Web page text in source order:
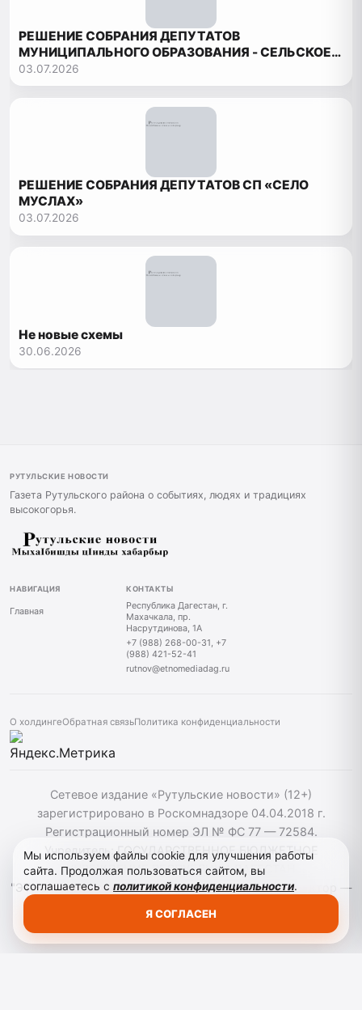
РЕШЕНИЕ СОБРАНИЯ ДЕПУТАТОВ
МУНИЦИПАЛЬНОГО ОБРАЗОВАНИЯ - СЕЛЬСКОЕ
ПОСЕЛЕНИЕ «СЕЛЬСОВЕТ БОРЧСКИЙ»
03.07.2026
РЕШЕНИЕ СОБРАНИЯ ДЕПУТАТОВ СП «СЕЛО
МУСЛАХ»
03.07.2026
Не новые схемы
30.06.2026
РУТУЛЬСКИЕ НОВОСТИ
Газета Рутульского района о событиях, людях и традициях
высокогорья.
НАВИГАЦИЯ
Главная
КОНТАКТЫ
Республика Дагестан, г.
Махачкала, пр.
Насрутдинова, 1А
+7 (988) 268-00-31, +7
(988) 421-52-41
rutnov@etnomediadag.ru
О холдингеОбратная связьПолитика конфиденциальности
Сетевое издание «Рутульские новости» (12+)
зарегистрировано в Роскомнадзоре 04.04.2018 г.
Регистрационный номер ЭЛ № ФС 77 — 72584.
Учредитель: ГОСУДАРСТВЕННОЕ БЮДЖЕТНОЕ
УЧРЕЖДЕНИЕ РЕСПУБЛИКИ ДАГЕСТАН
"ЭТНОМЕДИАХОЛДИНГ "ДАГЕСТАН". Главный редактор —
Мы используем файлы cookie для улучшения работы
сайта. Продолжая пользоваться сайтом, вы
соглашаетесь с политикой конфиденциальности.
Я СОГЛАСЕН